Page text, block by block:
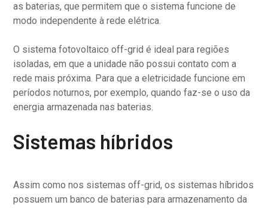
as baterias, que permitem que o sistema funcione de
modo independente à rede elétrica.
O sistema fotovoltaico off-grid é ideal para regiões
isoladas, em que a unidade não possui contato com a
rede mais próxima. Para que a eletricidade funcione em
períodos noturnos, por exemplo, quando faz-se o uso da
energia armazenada nas baterias.
Sistemas híbridos
Assim como nos sistemas off-grid, os sistemas híbridos
possuem um banco de baterias para armazenamento da